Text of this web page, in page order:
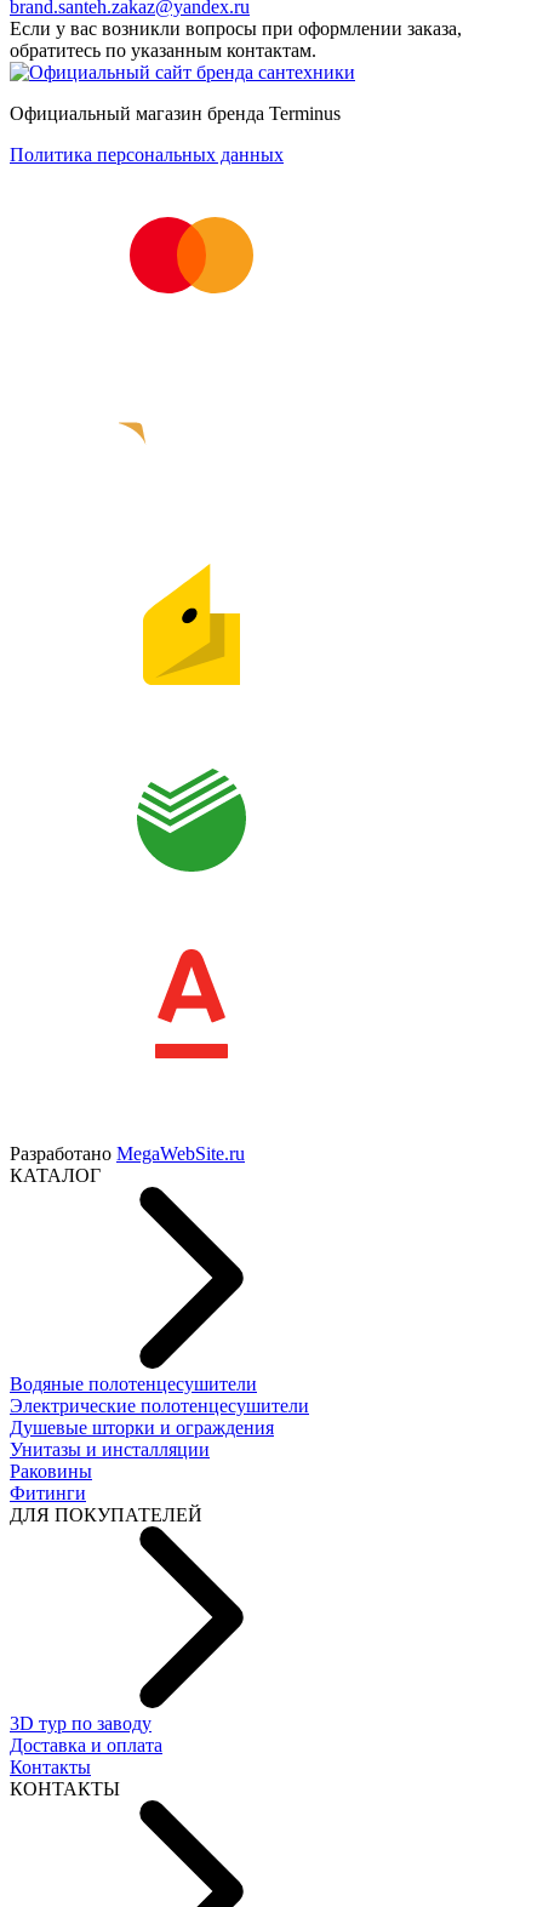
brand.santeh.zakaz@yandex.ru
Если у вас возникли вопросы при оформлении заказа,
обратитесь по указанным контактам.
Официальный магазин бренда Terminus
Политика персональных данных
Разработано MegaWebSite.ru
КАТАЛОГ
Водяные полотенцесушители
Электрические полотенцесушители
Душевые шторки и ограждения
Унитазы и инсталляции
Раковины
Фитинги
ДЛЯ ПОКУПАТЕЛЕЙ
3D тур по заводу
Доставка и оплата
Контакты
КОНТАКТЫ